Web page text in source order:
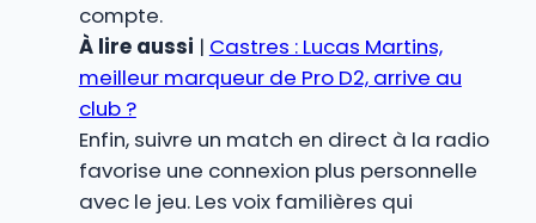
compte.
À lire aussi | Castres : Lucas Martins,
meilleur marqueur de Pro D2, arrive au
club ?
Enfin, suivre un match en direct à la radio
favorise une connexion plus personnelle
avec le jeu. Les voix familières qui